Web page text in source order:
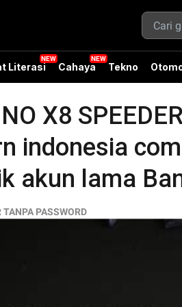
Literasi Cahaya Tekno
X8
indonesia
akun lama
TANPA PASSWORD